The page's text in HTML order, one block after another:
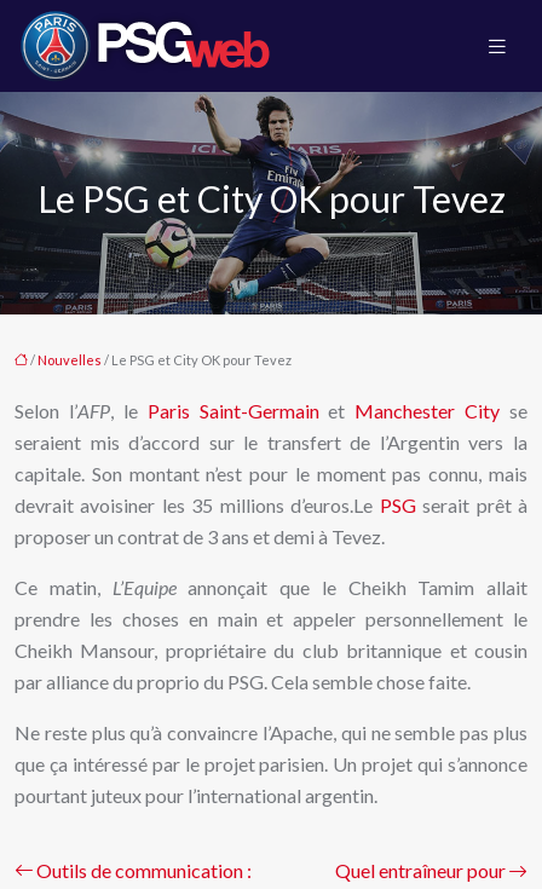
Le PSG et City OK pour Tevez
/Nouvelles / Le PSG et City OK pour Tevez
Selon l’AFP, le Paris Saint-Germainet Manchester City se
seraient mis d’accord sur le transfert de l’Argentin vers la
capitale. Son montant n’est pour le moment pas connu, mais
devrait avoisiner les 35 millions d’euros.Le PSGserait prêt à
proposer un contrat de 3 ans et demi à Tevez.
Ce matin, L’Equipeannonçait que le Cheikh Tamim allait
prendre les choses en main et appeler personnellement le
Cheikh Mansour, propriétaire du club britannique et cousin
par alliance du proprio du PSG. Cela semble chose faite.
Ne reste plus qu’à convaincre l’Apache, qui ne semble pas plus
que ça intéressé par le projet parisien. Un projet qui s’annonce
pourtant juteux pour l’international argentin.
Outils de communication :
Quel entraîneur pour